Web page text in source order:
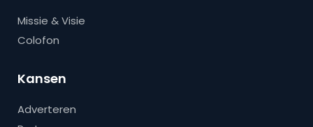
Missie & Visie
Colofon
Kansen
Adverteren